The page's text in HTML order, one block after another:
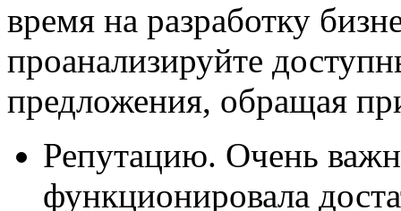
время на разработку
проанализируйте
предложения, обращая
Репутацию. Очень
функционировала